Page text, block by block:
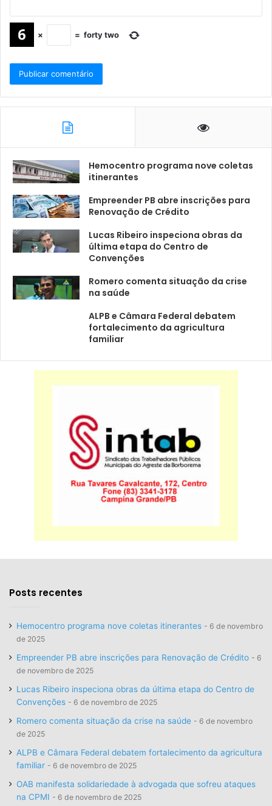
× = forty two
Hemocentro programa nove coletas
itinerantes
Empreender PB abre inscrições para
Renovação de Crédito
Lucas Ribeiro inspeciona obras da
última etapa do Centro de
Convenções
Romero comenta situação da crise
na saúde
ALPB e Câmara Federal debatem
fortalecimento da agricultura
familiar
Posts recentes
Hemocentro programa nove coletas itinerantes
6 de novembro
de 2025
Empreender PB abre inscrições para Renovação de Crédito
6
de novembro de 2025
Lucas Ribeiro inspeciona obras da última etapa do Centro de
Convenções
6 de novembro de 2025
Romero comenta situação da crise na saúde
6 de novembro
de 2025
ALPB e Câmara Federal debatem fortalecimento da agricultura
familiar
6 de novembro de 2025
OAB manifesta solidariedade à advogada que sofreu ataques
na CPMI
6 de novembro de 2025